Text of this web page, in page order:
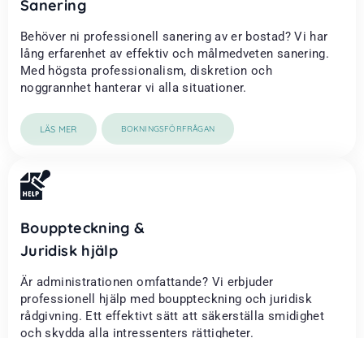
Sanering
Behöver ni professionell sanering av er bostad? Vi har
lång erfarenhet av effektiv och målmedveten sanering.
Med högsta professionalism, diskretion och
noggrannhet hanterar vi alla situationer.
LÄS MER BOKNINGSFÖRFRÅGAN
Bouppteckning &
Juridisk hjälp
Är administrationen omfattande? Vi erbjuder
professionell hjälp med bouppteckning och juridisk
rådgivning. Ett effektivt sätt att säkerställa smidighet
och skydda alla intressenters rättigheter.